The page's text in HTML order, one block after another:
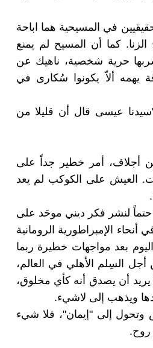
في المسيحية هما اباحة
كما أن المسيح لم يمنع
حرية شخصية، ناهيك عن
يهمه ألاّ يكونوا سُكارى في
عيسى قال أن قليلا من
أجلاف، أمر خطير جداً على
العيش على الكوكب لم يعد
حتماً لنشر فكر ديني موحَد على
الإمبراطورية الرومانية
بعد مواجهات خطيرة ربما
السِلم الأهلي في العالم،
يريد أن يصدق أنه كأي مخلوق،
ويذهب إلى لاشيء.
إلى "إيمان"، فلا شيء
روح.